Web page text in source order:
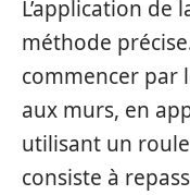
L’application
méthode
commencer par
aux murs, en
utilisant un
consiste à